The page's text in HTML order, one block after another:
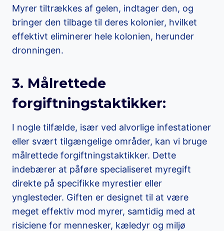
Myrer tiltrækkes af gelen, indtager den, og
bringer den tilbage til deres kolonier, hvilket
effektivt eliminerer hele kolonien, herunder
dronningen.
3. Målrettede
forgiftningstaktikker:
I nogle tilfælde, især ved alvorlige infestationer
eller svært tilgængelige områder, kan vi bruge
målrettede forgiftningstaktikker. Dette
indebærer at påføre specialiseret myregift
direkte på specifikke myrestier eller
ynglesteder. Giften er designet til at være
meget effektiv mod myrer, samtidig med at
risiciene for mennesker, kæledyr og miljø